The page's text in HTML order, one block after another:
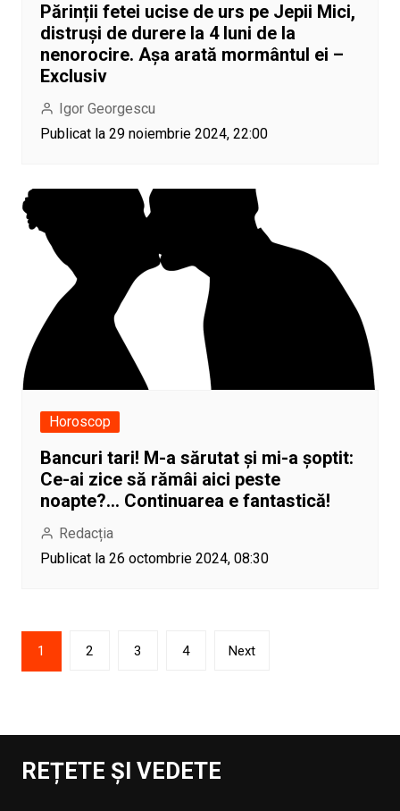
Părinții fetei ucise de urs pe Jepii Mici,
distruși de durere la 4 luni de la
nenorocire. Așa arată mormântul ei –
Exclusiv
Igor Georgescu
Publicat la 29 noiembrie 2024, 22:00
Horoscop
Bancuri tari! M-a sărutat și mi-a șoptit:
Ce-ai zice să rămâi aici peste
noapte?… Continuarea e fantastică!
Redacția
Publicat la 26 octombrie 2024, 08:30
Paginație
articole
1 2 3 4 Next
REȚETE ȘI VEDETE